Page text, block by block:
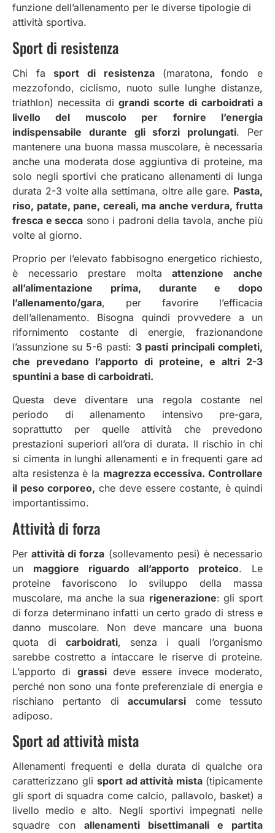
funzione dell’allenamento per le diverse tipologie di
attività sportiva.
Sport di resistenza
Chi fasport di resistenza (maratona, fondo e
mezzofondo, ciclismo, nuoto sulle lunghe distanze,
triathlon) necessita digrandi scorte di carboidrati a
livello del muscolo per fornire l’energia
indispensabile durante gli sforzi prolungati. Per
mantenere una buona massa muscolare, è necessaria
anche una moderata dose aggiuntiva di proteine, ma
solo negli sportivi che praticano allenamenti di lunga
durata 2-3 volte alla settimana, oltre alle gare. Pasta,
riso, patate, pane, cereali, ma anche verdura, frutta
fresca e secca sono i padroni della tavola, anche più
volte al giorno.
Proprio per l’elevato fabbisogno energetico richiesto,
è necessario prestare moltaattenzione anche
all’alimentazione prima, durante e dopo
l’allenamento/gara, per favorire l’efficacia
dell’allenamento. Bisogna quindi provvedere a un
rifornimento costante di energie, frazionandone
l’assunzione su 5-6 pasti: 3 pasti principali completi,
che prevedano l’apporto di proteine, e altri 2-3
spuntini a base di carboidrati.
Questa deve diventare una regola costante nel
periodo di allenamento intensivo pre-gara,
soprattutto per quelle attività che prevedono
prestazioni superiori all’ora di durata. Il rischio in chi
si cimenta in lunghi allenamenti e in frequenti gare ad
alta resistenza è la magrezza eccessiva. Controllare
il peso corporeo, che deve essere costante, è quindi
importantissimo.
Attività di forza
Perattività di forza (sollevamento pesi) è necessario
un maggiore riguardo all’apporto proteico. Le
proteine favoriscono lo sviluppo della massa
muscolare, ma anche la sua rigenerazione: gli sport
di forza determinano infatti un certo grado di stress e
danno muscolare. Non deve mancare una buona
quota di carboidrati, senza i quali l’organismo
sarebbe costretto a intaccare le riserve di proteine.
L’apporto di grassideve essere invece moderato,
perché non sono una fonte preferenziale di energia e
rischiano pertanto diaccumularsi come tessuto
adiposo.
Sport ad attività mista
Allenamenti frequenti e della durata di qualche ora
caratterizzano gli sport ad attività mista (tipicamente
gli sport di squadra come calcio, pallavolo, basket) a
livello medio e alto. Negli sportivi impegnati nelle
squadre con allenamenti bisettimanali e partita